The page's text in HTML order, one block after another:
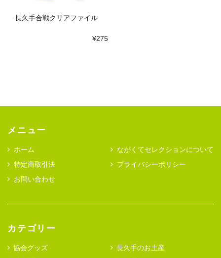
長久手合戦クリアファイル
¥275
メニュー
ホーム
ながくてセレクションについて
特定商取引法
プライバシーポリシー
お問い合わせ
カテゴリー
協会グッズ
長久手のお土産